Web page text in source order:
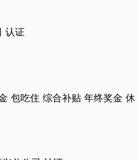
认证
包吃住 综合补贴 年终奖金 休